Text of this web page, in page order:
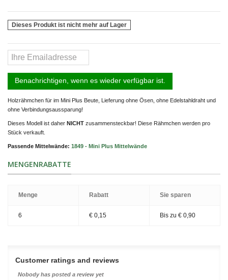
Dieses Produkt ist nicht mehr auf Lager
Benachrichtigen, wenn es wieder verfügbar ist.
Holzrähmchen für im Mini Plus Beute, Lieferung ohne Ösen, ohne Edelstahldraht und
ohne Verbindungsaussparung!
Dieses Modell ist daher NICHT zusammensteckbar! Diese Rähmchen werden pro
Stück verkauft.
Passende Mittelwände: 1849 - Mini Plus Mittelwände
MENGENRABATTE
Menge Rabatt Sie sparen
6 € 0,15 Bis zu € 0,90
Customer ratings and reviews
Nobody has posted a review yet